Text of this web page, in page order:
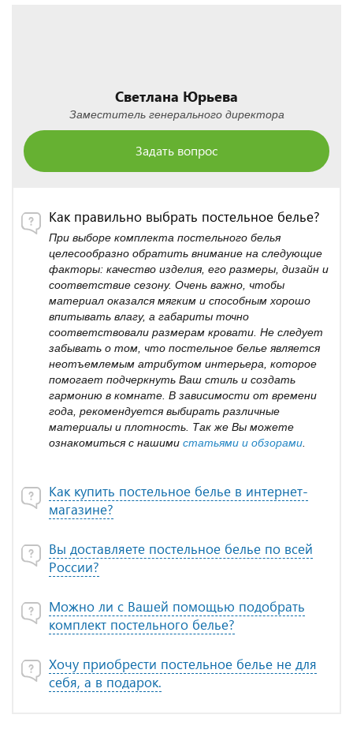
Светлана Юрьева
Заместитель генерального директора
Задать вопрос
Как правильно выбрать постельное белье?
При выборе комплекта постельного белья
целесообразно обратить внимание на следующие
факторы: качество изделия, его размеры, дизайн и
соответствие сезону. Очень важно, чтобы
материал оказался мягким и способным хорошо
впитывать влагу, а габариты точно
соответствовали размерам кровати. Не следует
забывать о том, что постельное белье является
неотъемлемым атрибутом интерьера, которое
помогает подчеркнуть Ваш стиль и создать
гармонию в комнате. В зависимости от времени
года, рекомендуется выбирать различные
материалы и плотность. Так же Вы можете
ознакомиться с нашими статьями и обзорами
Как купить постельное белье в интернет-
магазине?
Вы доставляете постельное белье по всей
России?
Можно ли с Вашей помощью подобрать
комплект постельного белье?
Хочу приобрести постельное белье не для
себя, а в подарок.